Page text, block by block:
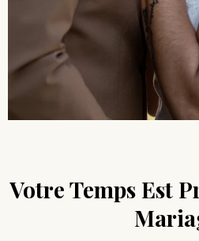
Votre Temps Est